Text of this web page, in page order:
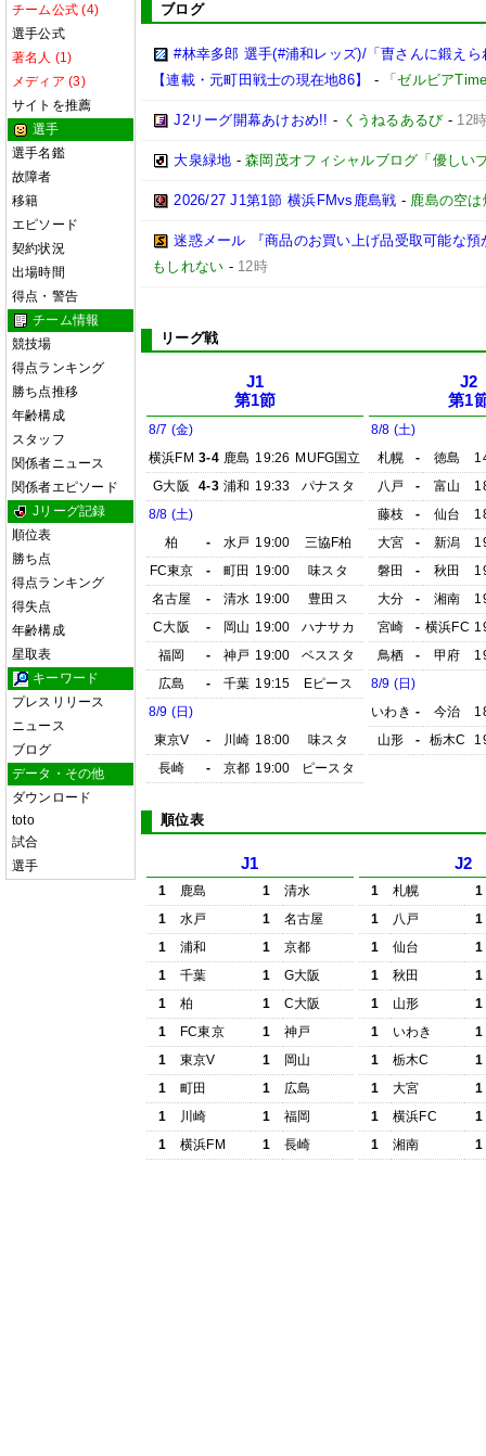
チーム公式 (4)
選手公式
著名人 (1)
メディア (3)
サイトを推薦
選手
選手名鑑
故障者
移籍
エピソード
契約状況
出場時間
得点・警告
チーム情報
競技場
得点ランキング
勝ち点推移
年齢構成
スタッフ
関係者ニュース
関係者エピソード
Jリーグ記録
順位表
勝ち点
得点ランキング
得失点
年齢構成
星取表
キーワード
プレスリリース
ニュース
ブログ
データ・その他
ダウンロード
toto
試合
選手
ブログ
#林幸多郎 選手(#浦和レッズ)/「曺さんに鍛え
【連載・元町田戦士の現在地86】
- 「ゼルビア
J2リーグ開幕あけおめ!! - くうねるあるび - 12
大泉緑地 -森岡茂オフィシャルブログ「優しい
2026/27 J1第1節 横浜FMvs鹿島戦 - 鹿島の空
迷惑メール 『商品のお買い上げ品受取可能な
もしれない - 12時
リーグ戦
J1
第1節
8/7 (金)
横浜FM 3-4 鹿島 19:26 MUFG国立
G大阪
4-3 浦和 19:33
パナスタ
8/8 (土)
柏
- 水戸 19:00
三協F柏
FC東京
- 町田 19:00
味スタ
名古屋
- 清水 19:00
豊田ス
C大阪
- 岡山 19:00
ハナサカ
福岡
- 神戸 19:00
ベススタ
広島
- 千葉 19:15
Eピース
8/9 (日)
東京V
- 川崎 18:00
味スタ
長崎
- 京都 19:00 ピースタ
J2
第1
8/8 (土)
札幌
- 徳島
八戸
- 富山
藤枝
- 仙台
大宮
- 新潟
磐田
- 秋田
大分
- 湘南
宮崎
- 横浜FC
鳥栖
- 甲府
8/9 (日)
いわき - 今治
山形
- 栃木C
順位表
J1
1 鹿島 1
清水
1
水戸 1
名古屋
1
浦和 1
京都
1
千葉 1
G大阪
1
柏 1
C大阪
1
FC東京 1
神戸
1
東京V 1
岡山
1
町田 1
広島
1
川崎 1
福岡
1
横浜FM 1 長崎
J2
1 札幌
1
1
八戸
1
1
仙台
1
1
秋田
1
1
山形
1
1
いわき
1
1
栃木C
1
1
大宮
1
1
横浜FC
1
1
湘南 1